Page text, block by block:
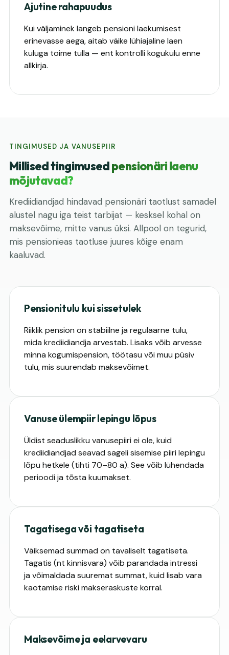
Ajutine rahapuudus
Kui väljaminek langeb pensioni laekumisest
erinevasse aega, aitab väike lühiajaline laen
kuluga toime tulla — ent kontrolli kogukulu enne
allkirja.
TINGIMUSED JA VANUSEPIIR
Millised tingimusedpensionäri laenu
mõjutavad?
Krediidiandjad hindavad pensionäri taotlust samadel
alustel nagu iga teist tarbijat — kesksel kohal on
maksevõime, mitte vanus üksi. Allpool on tegurid,
mis pensionieas taotluse juures kõige enam
kaaluvad.
Pensionitulu kui sissetulek
Riiklik pension on stabiilne ja regulaarne tulu,
mida krediidiandja arvestab. Lisaks võib arvesse
minna kogumispension, töötasu või muu püsiv
tulu, mis suurendab maksevõimet.
Vanuse ülempiir lepingu lõpus
Üldist seaduslikku vanusepiiri ei ole, kuid
krediidiandjad seavad sageli sisemise piiri lepingu
lõpu hetkele (tihti 70–80 a). See võib lühendada
perioodi ja tõsta kuumakset.
Tagatisega või tagatiseta
Väiksemad summad on tavaliselt tagatiseta.
Tagatis (nt kinnisvara) võib parandada intressi
ja võimaldada suuremat summat, kuid lisab vara
kaotamise riski makseraskuste korral.
Maksevõime ja eelarvevaru